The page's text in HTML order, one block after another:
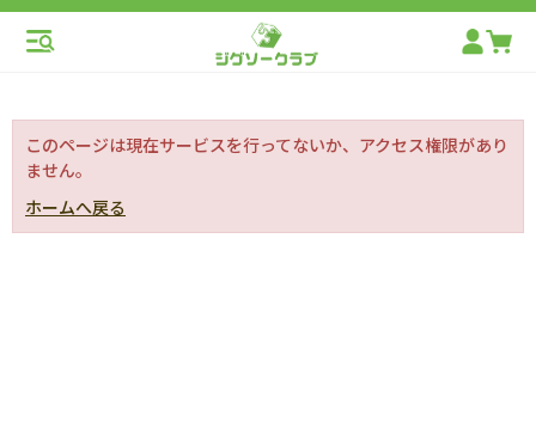
このページは現在サービスを行ってないか、アクセス権限があり
ません。
ホームへ戻る